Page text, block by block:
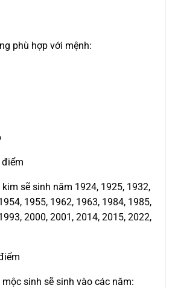
phù hợp với mệnh:
sẽ sinh năm 1924, 1925, 1932,
1955, 1962, 1963, 1984, 1985,
2000, 2001, 2014, 2015, 2022,
sinh sẽ sinh vào các năm: